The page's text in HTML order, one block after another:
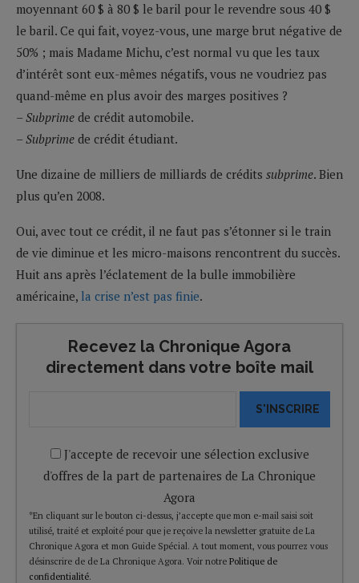
moyennant 60 $ à 80 $ le baril pour le revendre sous 40 $
le baril. Ce qui fait, voyez-vous, une marge brut négative de
50% ; mais Madame Michu, c’est normal vu que les taux
d’intérêt sont eux-mêmes négatifs, vous ne voudriez pas
quand-même en plus avoir des marges positives ?
– Subprime de crédit automobile.
– Subprime de crédit étudiant.
Une dizaine de milliers de milliards de crédits subprime. Bien
plus qu’en 2008.
Oui, avec tout ce crédit, il ne faut pas s’étonner si le train
de vie diminue et les micro-maisons rencontrent du succès.
Huit ans après l’éclatement de la bulle immobilière
américaine, la crise n’est pas finie.
Recevez la Chronique Agora
directement dans votre boîte mail
S'INSCRIRE
J'accepte de recevoir une sélection exclusive
d'offres de la part de partenaires de La Chronique
Agora
*En cliquant sur le bouton ci-dessus, j’accepte que mon e-mail saisi soit
utilisé, traité et exploité pour que je reçoive la newsletter gratuite de La
Chronique Agora et mon Guide Spécial. A tout moment, vous pourrez vous
désinscrire de de La Chronique Agora. Voir notre Politique de
confidentialité.